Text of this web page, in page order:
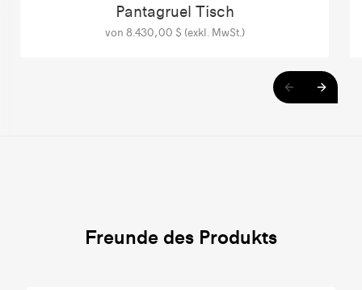
Pantagruel Tisch
von 8.430,00 $ (exkl. MwSt.)
Freunde des Produkts